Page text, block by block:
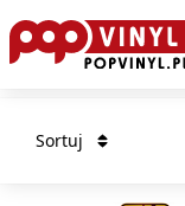
Sortuj